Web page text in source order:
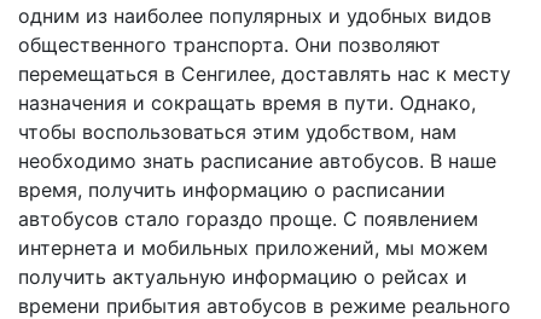
одним из наиболее популярных и удобных видов
общественного транспорта. Они позволяют
перемещаться в Сенгилее, доставлять нас к месту
назначения и сокращать время в пути. Однако,
чтобы воспользоваться этим удобством, нам
необходимо знать расписание автобусов. В наше
время, получить информацию о расписании
автобусов стало гораздо проще. С появлением
интернета и мобильных приложений, мы можем
получить актуальную информацию о рейсах и
времени прибытия автобусов в режиме реального